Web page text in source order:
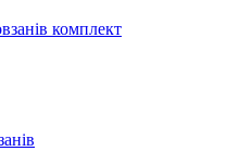
комплект